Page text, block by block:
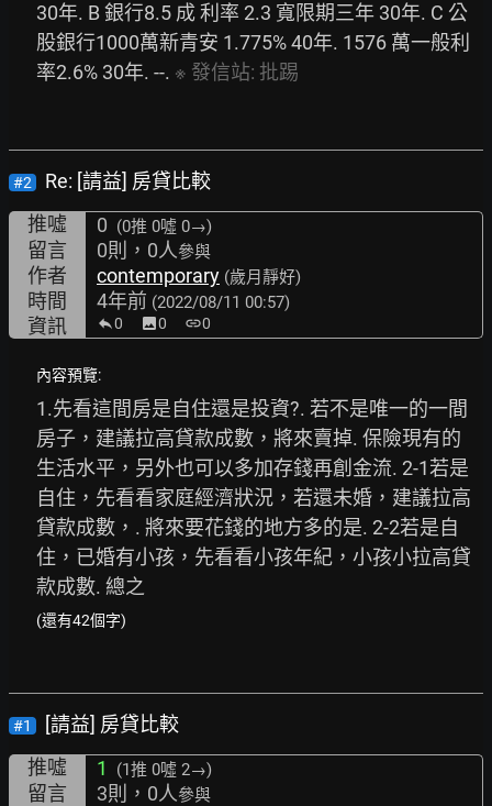
30年. B 銀行8.5 成 利率 2.3 寬限期三年 30年. C 公
股銀行1000萬新青安 1.775% 40年. 1576 萬一般利
率2.6% 30年. --. ※ 發信站: 批踢
#2
Re: [請益] 房貸比較
推噓
0 (0推 0噓 0→)
留言 0則，0人參與
作者 contemporary (歲月靜好)
時間 4年前 (2022/08/11 00:57)
資訊 0 image0 link0
內容預覽:
1.先看這間房是自住還是投資?. 若不是唯一的一間
房子，建議拉高貸款成數，將來賣掉. 保險現有的
生活水平，另外也可以多加存錢再創金流. 2-1若是
自住，先看看家庭經濟狀況，若還未婚，建議拉高
貸款成數，. 將來要花錢的地方多的是. 2-2若是自
住，已婚有小孩，先看看小孩年紀，小孩小拉高貸
款成數. 總之
(還有42個字)
#1
[請益] 房貸比較
推噓
1 (1推 0噓 2→)
留言 3則，0人參與